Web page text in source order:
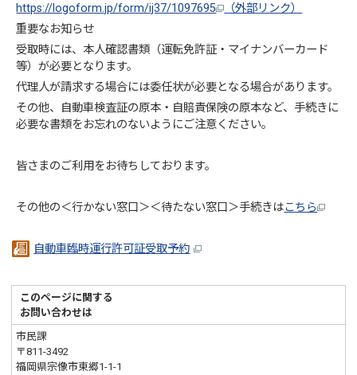
https://logoform.jp/form/ij37/1097695
（外部リンク）
重要なお知らせ
受取時には、本人確認書類（運転免許証・マイナンバーカード
等）が必要となります。
代理人が請求する場合には委任状が必要となる場合があります。
その他、自動車検査証の原本・自賠責保険の原本など、手続きに
必要な書類をお忘れのないようにご注意ください。
皆さまのご利用をお待ちしております。
その他の＜行かない窓口＞＜待たない窓口＞手続きはこちら
自動車臨時運行許可証受取予約
このページに関する
お問い合わせは
市民課
〒811-3492
福岡県宗像市東郷1-1-1